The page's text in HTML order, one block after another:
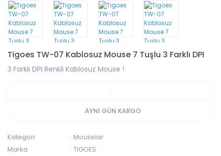
Tigoes TW-07 Kablosuz Mouse 7 Tuşlu 3 Farklı DPI
3 Farklı DPI Renkli Kablosuz Mouse !
AYNI GÜN KARGO
Kategori
Mouselar
Marka
TIGOES